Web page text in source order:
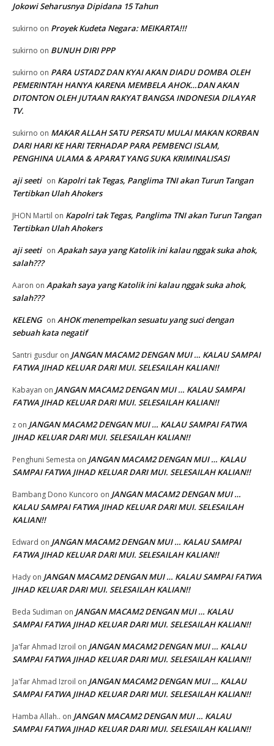
Jokowi Seharusnya Dipidana 15 Tahun
sukirno on Proyek Kudeta Negara: MEIKARTA!!!
sukirno on BUNUH DIRI PPP
sukirno on PARA USTADZ DAN KYAI AKAN DIADU DOMBA OLEH
PEMERINTAH HANYA KARENA MEMBELA AHOK…DAN AKAN
DITONTON OLEH JUTAAN RAKYAT BANGSA INDONESIA DILAYAR
TV.
sukirno on MAKAR ALLAH SATU PERSATU MULAI MAKAN KORBAN
DARI HARI KE HARI TERHADAP PARA PEMBENCI ISLAM,
PENGHINA ULAMA & APARAT YANG SUKA KRIMINALISASI
aji seeti on Kapolri tak Tegas, Panglima TNI akan Turun Tangan
Tertibkan Ulah Ahokers
JHON Martil on Kapolri tak Tegas, Panglima TNI akan Turun Tangan
Tertibkan Ulah Ahokers
aji seeti on Apakah saya yang Katolik ini kalau nggak suka ahok,
salah???
Aaron on Apakah saya yang Katolik ini kalau nggak suka ahok,
salah???
KELENG on AHOK menempelkan sesuatu yang suci dengan
sebuah kata negatif
Santri gusdur on JANGAN MACAM2 DENGAN MUI … KALAU SAMPAI
FATWA JIHAD KELUAR DARI MUI. SELESAILAH KALIAN!!
Kabayan on JANGAN MACAM2 DENGAN MUI … KALAU SAMPAI
FATWA JIHAD KELUAR DARI MUI. SELESAILAH KALIAN!!
z on JANGAN MACAM2 DENGAN MUI … KALAU SAMPAI FATWA
JIHAD KELUAR DARI MUI. SELESAILAH KALIAN!!
Penghuni Semesta on JANGAN MACAM2 DENGAN MUI … KALAU
SAMPAI FATWA JIHAD KELUAR DARI MUI. SELESAILAH KALIAN!!
Bambang Dono Kuncoro on JANGAN MACAM2 DENGAN MUI …
KALAU SAMPAI FATWA JIHAD KELUAR DARI MUI. SELESAILAH
KALIAN!!
Edward on JANGAN MACAM2 DENGAN MUI … KALAU SAMPAI
FATWA JIHAD KELUAR DARI MUI. SELESAILAH KALIAN!!
Hady on JANGAN MACAM2 DENGAN MUI … KALAU SAMPAI FATWA
JIHAD KELUAR DARI MUI. SELESAILAH KALIAN!!
Beda Sudiman on JANGAN MACAM2 DENGAN MUI … KALAU
SAMPAI FATWA JIHAD KELUAR DARI MUI. SELESAILAH KALIAN!!
Ja'far Ahmad Izroil on JANGAN MACAM2 DENGAN MUI … KALAU
SAMPAI FATWA JIHAD KELUAR DARI MUI. SELESAILAH KALIAN!!
Ja'far Ahmad Izroil on JANGAN MACAM2 DENGAN MUI … KALAU
SAMPAI FATWA JIHAD KELUAR DARI MUI. SELESAILAH KALIAN!!
Hamba Allah.. on JANGAN MACAM2 DENGAN MUI … KALAU
SAMPAI FATWA JIHAD KELUAR DARI MUI. SELESAILAH KALIAN!!